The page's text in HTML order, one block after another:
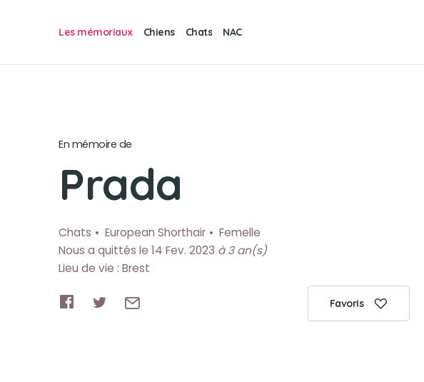
Les mémoriaux Chiens Chats NAC
En mémoire de
Prada
Chats European Shorthair
Femelle
Nous a quittés le 14 Fev. 2023 à 3 an(s)
Lieu de vie : Brest
Favoris